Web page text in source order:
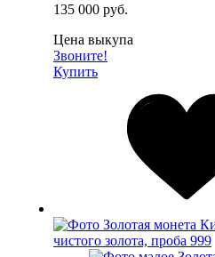
135 000 руб.
Цена выкупа
Звоните!
Купить